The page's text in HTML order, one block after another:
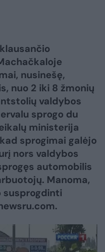
nusinešę,
nuo 2 iki 8 žmonių
valdybos
sprogo du
ministerija
sprogimai galėjo
nors valdybos
automobilis
Manoma,
susprogdinti